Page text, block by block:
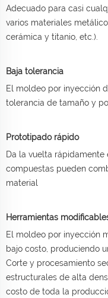
Adecuado para casi
varios materiales
cerámica y titanio, etc.).
Baja tolerancia
El moldeo por inyección
tolerancia de tamaño y
Prototipado rápido
Da la vuelta rápidamente
compuestas pueden
material
Herramientas
El moldeo por inyección
bajo costo, produciendo
Corte y procesamiento
estructurales de alta
costo de toda la